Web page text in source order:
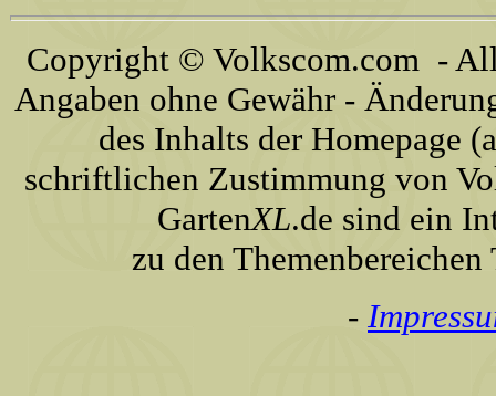
Copyright © Volkscom.com -
Angaben ohne Gewähr -
des Inhalts der Homepage
schriftlichen Zustimmung von
GartenXL.de sind ein
zu den
-